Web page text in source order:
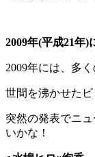
2009年(平成21年)
2009年には、多
世間を沸かせた
突然の発表でニ
いかな！